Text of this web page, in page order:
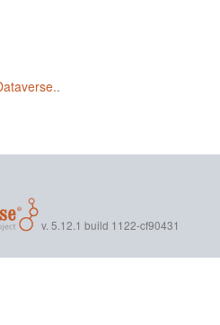
.
v. 5.12.1 build 1122-cf90431